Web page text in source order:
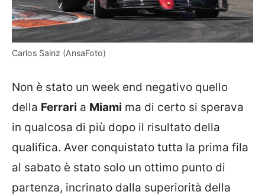
Carlos Sainz (AnsaFoto)
Non è stato un week end negativo quello
della Ferrari a Miami ma di certo si sperava
in qualcosa di più dopo il risultato della
qualifica. Aver conquistato tutta la prima fila
al sabato è stato solo un ottimo punto di
partenza, incrinato dalla superiorità della